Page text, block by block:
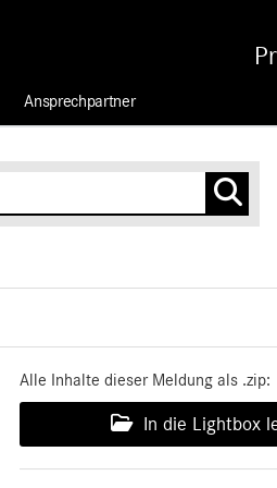
Ansprechpartner
Alle Inhalte dieser Meldung als .zip:
In die Lightbox